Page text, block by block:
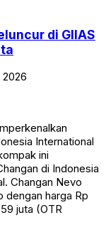
di GIIAS
International
ini
di Indonesia
Changan Nevo
dengan harga Rp
juta (OTR